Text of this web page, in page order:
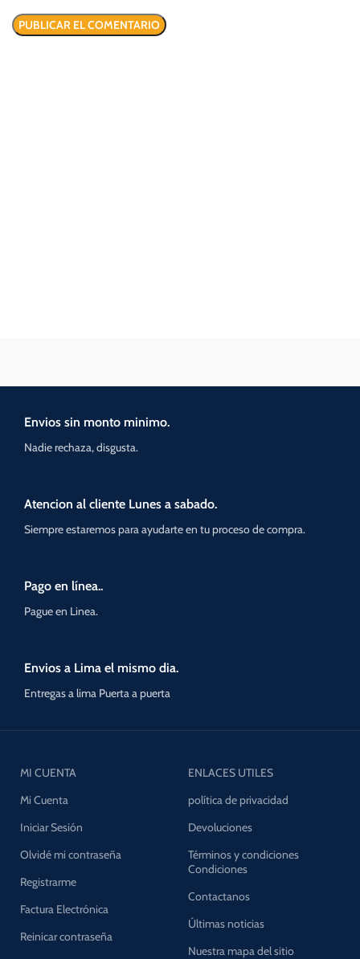
Envios sin monto minimo.
Nadie rechaza, disgusta.
Atencion al cliente Lunes a sabado.
Siempre estaremos para ayudarte en tu proceso de compra.
Pago en línea..
Pague en Linea.
Envios a Lima el mismo dia.
Entregas a lima Puerta a puerta
MI CUENTA
Mi Cuenta
Iniciar Sesión
Olvidé mi contraseña
Registrarme
Factura Electrónica
Reinicar contraseña
ENLACES UTILES
política de privacidad
Devoluciones
Términos y condiciones
Condiciones
Contactanos
Últimas noticias
Nuestra mapa del sitio